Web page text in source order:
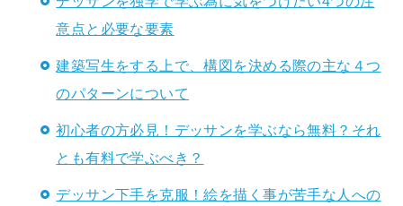
意点と必要な要素
建築写生をする上で、構図を決める際の主な４つ
のパターンについて
初心者の方必見！デッサンを学ぶなら無料？それ
とも有料で学ぶべき？
デッサン下手を克服！絵を描く事が苦手な人への